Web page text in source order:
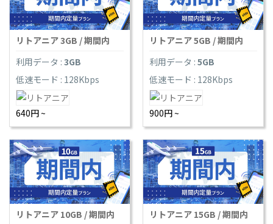
リトアニア 3GB / 期間内
利用データ : 3GB
低速モード : 128Kbps
640円 ~
リトアニア 5GB / 期間内
利用データ : 5GB
低速モード : 128Kbps
900円 ~
リトアニア 10GB / 期間内
リトアニア 15GB / 期間内